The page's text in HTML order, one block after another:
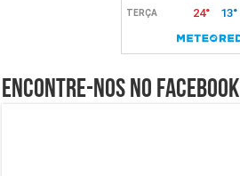
Encontre-nos no Facebook